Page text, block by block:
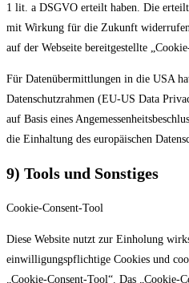
1 lit. a DSGVO erteilt haben. Die
mit Wirkung für die Zukunft
auf der Webseite bereitgestellte
Für Datenübermittlungen in die USA
Datenschutzrahmen (EU-US Data
auf Basis eines
die Einhaltung des europäischen
9) Tools und Sonstiges
Cookie-Consent-Tool
Diese Website nutzt zur Einholung
einwilligungspflichtige Cookies und
„Cookie-Consent-Tool“. Das „Cookie-